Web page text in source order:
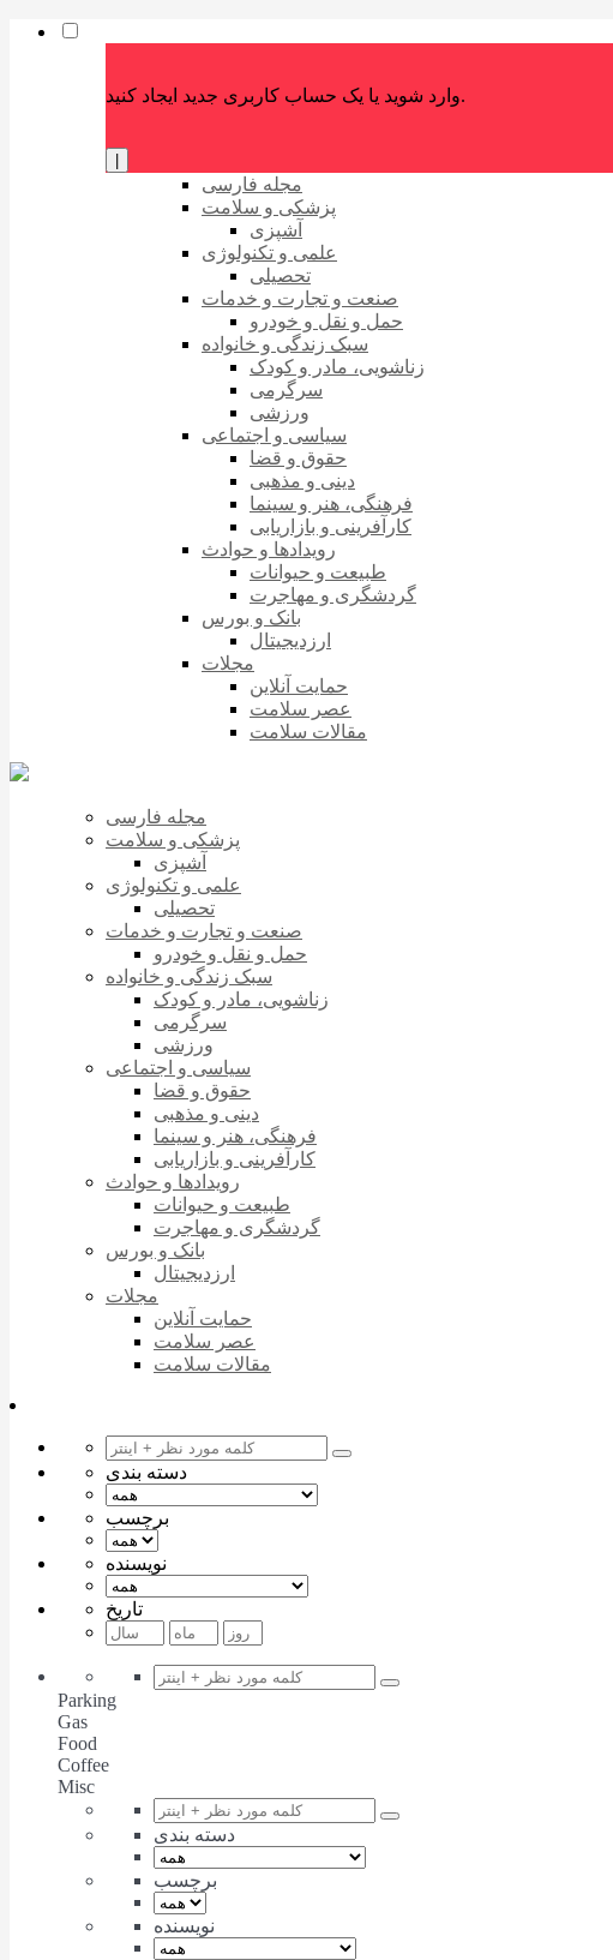
وارد شوید یا یک حساب کاربری جدید ایجاد کنید.
مجله فارسی
پزشکی و سلامت
آشپزی
علمی و تکنولوژی
تحصیلی
صنعت و تجارت و خدمات
حمل و نقل و خودرو
سبک زندگی و خانواده
زناشویی، مادر و کودک
سرگرمی
ورزشی
سیاسی و اجتماعی
حقوق و قضا
دینی و مذهبی
فرهنگی، هنر و سینما
کارآفرینی و بازاریابی
رویدادها و حوادث
طبیعت و حیوانات
گردشگری و مهاجرت
بانک و بورس
ارزدیجیتال
مجلات
حمایت آنلاین
عصر سلامت
مقالات سلامت
مجله فارسی
پزشکی و سلامت
آشپزی
علمی و تکنولوژی
تحصیلی
صنعت و تجارت و خدمات
حمل و نقل و خودرو
سبک زندگی و خانواده
زناشویی، مادر و کودک
سرگرمی
ورزشی
سیاسی و اجتماعی
حقوق و قضا
دینی و مذهبی
فرهنگی، هنر و سینما
کارآفرینی و بازاریابی
رویدادها و حوادث
طبیعت و حیوانات
گردشگری و مهاجرت
بانک و بورس
ارزدیجیتال
مجلات
حمایت آنلاین
عصر سلامت
مقالات سلامت
دسته بندی
برچسب
نویسنده
تاریخ
Parking
Gas
Food
Coffee
Misc
دسته بندی
برچسب
نویسنده